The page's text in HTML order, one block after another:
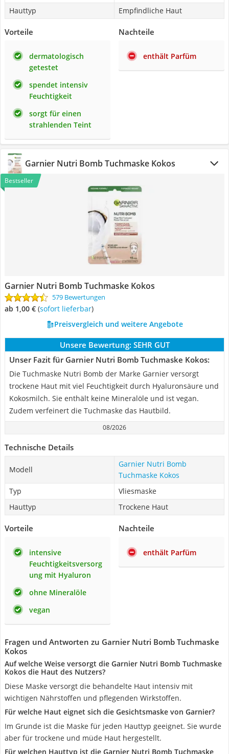
Hauttyp
Empfindliche Haut
Vorteile
dermatologisch
getestet
spendet intensiv
Feuchtigkeit
sorgt für einen
strahlenden Teint
Nachteile
enthält Parfüm
Garnier Nutri Bomb Tuchmaske Kokos
Bestseller
Garnier Nutri Bomb Tuchmaske Kokos
579 Bewertungen
ab 1,00 € ( Sofort lieferbar)
Preisvergleich und weitere Angebote
Unsere Bewertung: SEHR GUT
Unser Fazit für Garnier Nutri Bomb Tuchmaske Kokos:
Die Tuchmaske Nutri Bomb der Marke Garnier versorgt
trockene Haut mit viel Feuchtigkeit durch Hyaluronsäure und
Kokosmilch. Sie enthält keine Mineralöle und ist vegan.
Zudem verfeinert die Tuchmaske das Hautbild.
08/2026
Technische Details
Modell
Garnier Nutri Bomb
Tuchmaske Kokos
Typ
Vliesmaske
Hauttyp
Trockene Haut
Vorteile
intensive
Feuchtigkeitsversorg
ung mit Hyaluron
ohne Mineralöle
vegan
Nachteile
enthält Parfüm
Fragen und Antworten zu Garnier Nutri Bomb Tuchmaske
Kokos
Auf welche Weise versorgt die Garnier Nutri Bomb Tuchmaske
Kokos die Haut des Nutzers?
Diese Maske versorgt die behandelte Haut intensiv mit
wichtigen Nährstoffen und pflegenden Wirkstoffen.
Für welche Haut eignet sich die Gesichtsmaske von Garnier?
Im Grunde ist die Maske für jeden Hauttyp geeignet. Sie wurde
aber für trockene und müde Haut hergestellt.
Für welchen Hauttyp ist die Garnier Nutri Bomb Tuchmaske